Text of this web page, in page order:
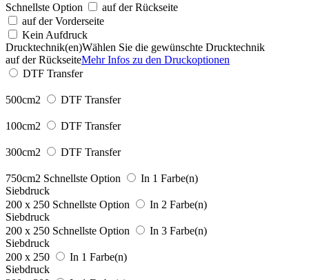
Schnellste Option
auf der Rückseite
auf der Vorderseite
Kein Aufdruck
Drucktechnik(en)Wählen Sie die gewünschte Drucktechnik
auf der RückseiteMehr Infos zu den Druckoptionen
DTF Transfer
500cm2 DTF Transfer
100cm2 DTF Transfer
300cm2 DTF Transfer
750cm2 Schnellste Option
In 1 Farbe(n)
Siebdruck
200 x 250 Schnellste Option
In 2 Farbe(n)
Siebdruck
200 x 250 Schnellste Option
In 3 Farbe(n)
Siebdruck
200 x 250
In 1 Farbe(n)
Siebdruck